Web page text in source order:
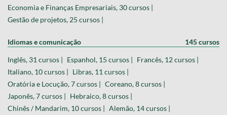
Economia e Finanças Empresariais, 30 cursos |
Gestão de projetos, 25 cursos |
Idiomas e comunicação 145 cursos
Inglês, 31 cursos | Espanhol, 15 cursos | Francês, 12 cursos |
Italiano, 10 cursos | Libras, 11 cursos |
Oratória e Locução, 7 cursos | Coreano, 8 cursos |
Japonês, 7 cursos | Hebraico, 8 cursos |
Chinês / Mandarim, 10 cursos | Alemão, 14 cursos |